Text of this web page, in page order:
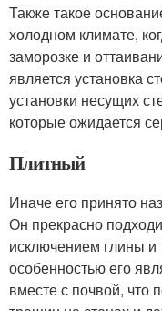
Также такое
холодном климате,
заморозке и
является установка
установки несущих
которые ожидается
Плитный
Иначе его принято
Он прекрасно
исключением глины и
особенностью его
вместе с почвой, что